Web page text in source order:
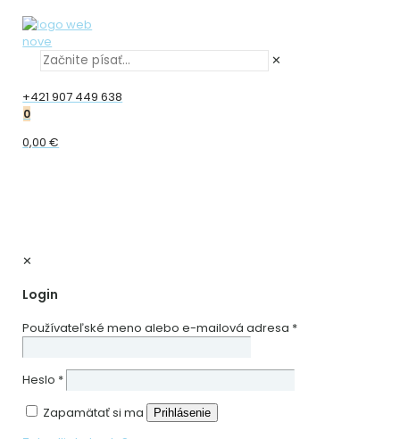
✕
+421 907 449 638
0
0,00 €
✕
Login
Používateľské meno alebo e-mailová adresa *
Heslo *
Zapamätať si ma
Prihlásenie